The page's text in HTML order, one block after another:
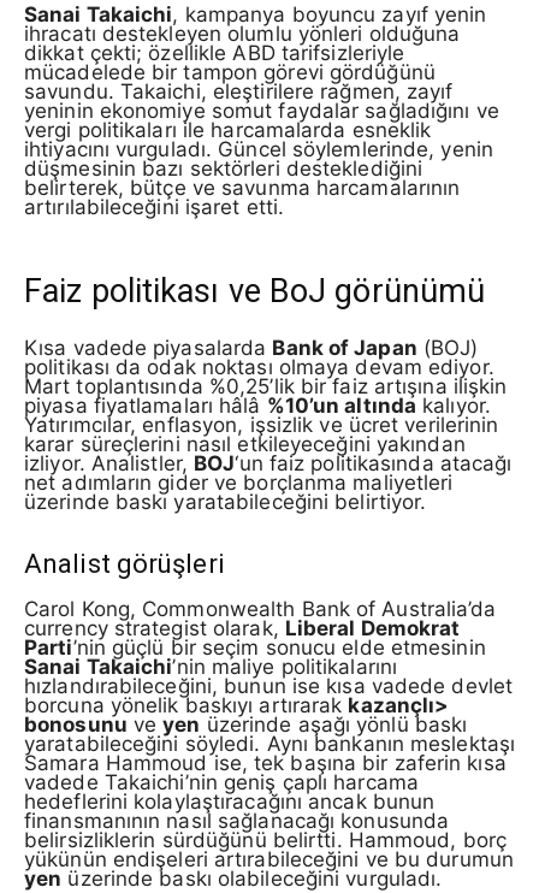
Sanai Takaichi, kampanya boyuncu zayıf yenin
ihracatı destekleyen olumlu yönleri olduğuna
dikkat çekti; özellikle ABD tarifsizleriyle
mücadelede bir tampon görevi gördüğünü
savundu. Takaichi, eleştirilere rağmen, zayıf
yeninin ekonomiye somut faydalar sağladığını ve
vergi politikaları ile harcamalarda esneklik
ihtiyacını vurguladı. Güncel söylemlerinde, yenin
düşmesinin bazı sektörleri desteklediğini
belirterek, bütçe ve savunma harcamalarının
artırılabileceğini işaret etti.
Faiz politikası ve BoJ görünümü
Kısa vadede piyasalarda Bank of Japan (BOJ)
politikası da odak noktası olmaya devam ediyor.
Mart toplantısında %0,25’lik bir faiz artışına ilişkin
piyasa fiyatlamaları hâlâ %10’un altında kalıyor.
Yatırımcılar, enflasyon, işsizlik ve ücret verilerinin
karar süreçlerini nasıl etkileyeceğini yakından
izliyor. Analistler, BOJ‘un faiz politikasında atacağı
net adımların gider ve borçlanma maliyetleri
üzerinde baskı yaratabileceğini belirtiyor.
Analist görüşleri
Carol Kong, Commonwealth Bank of Australia’da
currency strategist olarak, Liberal Demokrat
Parti’nin güçlü bir seçim sonucu elde etmesinin
Sanai Takaichi’nin maliye politikalarını
hızlandırabileceğini, bunun ise kısa vadede devlet
borcuna yönelik baskıyı artırarak kazançlı>
bonosunu veyen üzerinde aşağı yönlü baskı
yaratabileceğini söyledi. Aynı bankanın meslektaşı
Samara Hammoud ise, tek başına bir zaferin kısa
vadede Takaichi’nin geniş çaplı harcama
hedeflerini kolaylaştıracağını ancak bunun
finansmanının nasıl sağlanacağı konusunda
belirsizliklerin sürdüğünü belirtti. Hammoud, borç
yükünün endişeleri artırabileceğini ve bu durumun
yen üzerinde baskı olabileceğini vurguladı.